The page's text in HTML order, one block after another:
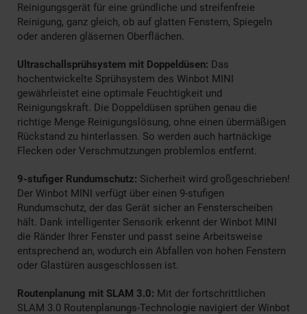
Reinigungsgerät für eine gründliche und streifenfreie
Reinigung, ganz gleich, ob auf glatten Fenstern, Spiegeln
oder anderen gläsernen Oberflächen.
Ultraschallsprühsystem mit Doppeldüsen: Das
hochentwickelte Sprühsystem des Winbot MINI
gewährleistet eine optimale Feuchtigkeit und
Reinigungskraft. Die Doppeldüsen sprühen genau die
richtige Menge Reinigungslösung, ohne einen übermäßigen
Rückstand zu hinterlassen. So werden auch hartnäckige
Flecken oder Verschmutzungen problemlos entfernt.
9-stufiger Rundumschutz: Sicherheit wird großgeschrieben!
Der Winbot MINI verfügt über einen 9-stufigen
Rundumschutz, der das Gerät sicher an Fensterscheiben
hält. Dank intelligenter Sensorik erkennt der Winbot MINI
die Ränder Ihrer Fenster und passt seine Arbeitsweise
entsprechend an, wodurch ein Abfallen von hohen Fenstern
oder Glastüren ausgeschlossen ist.
Routenplanung mit SLAM 3.0: Mit der fortschrittlichen
SLAM 3.0 Routenplanungs-Technologie navigiert der Winbot